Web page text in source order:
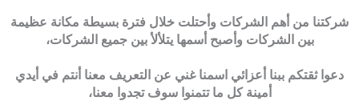
شركتنا من أهم الشركات وأحتلت خلال فترة بسيطة مكانة عظيمة
بين الشركات وأصبح أسمها يتلألأ بين جميع الشركات،
دعوا ثقتكم ببنا أعزائي اسمنا غني عن التعريف معنا أنتم في أيدي
أمينة كل ما تتمنوا سوف تجدوا معنا،